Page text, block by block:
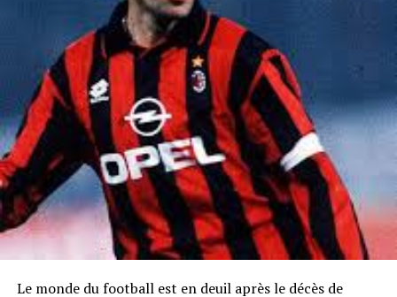
Le monde du football est en deuil après le décès de